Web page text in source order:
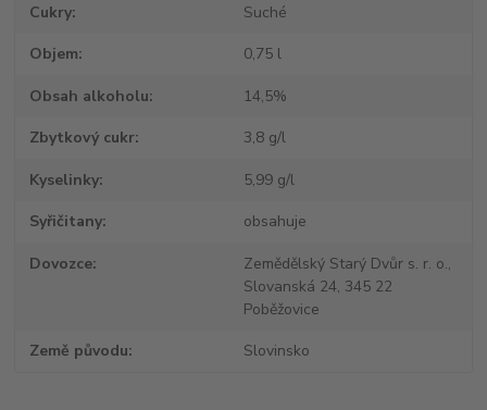
Cukry Suché
Objem 0,75 l
Obsah alkoholu 14,5%
Zbytkový cukr 3,8 g/l
Kyselinky 5,99 g/l
Syřičitany obsahuje
Dovozce
Zemědělský Starý Dvůr s. r. o.,
Slovanská 24, 345 22
Poběžovice
Země původu Slovinsko